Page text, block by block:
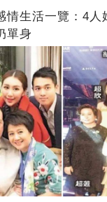
情生活一覽：4人
單身